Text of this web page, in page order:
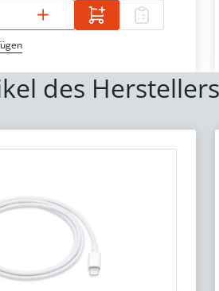
des Herstellers